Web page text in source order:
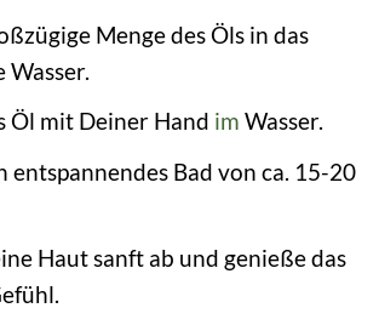
Menge des Öls in das
Wasser.
Öl mit Deiner Hand im Wasser.
entspannendes Bad von ca. 15-20
Haut sanft ab und genieße das